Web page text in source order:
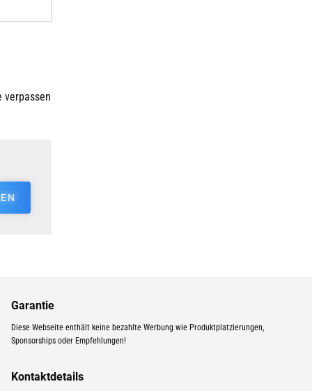
verpassen
Garantie
Diese Webseite enthält keine bezahlte Werbung wie Produktplatzierungen,
Sponsorships oder Empfehlungen!
Kontaktdetails